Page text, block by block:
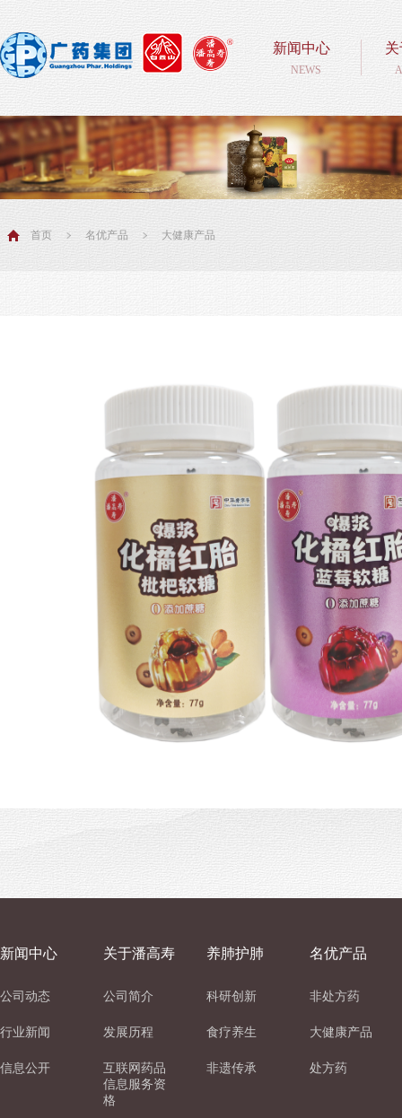
新闻中心
NEWS
首页 名优产品 大健康产品
新闻中心
公司动态
行业新闻
信息公开
关于潘高寿
公司简介
发展历程
互联网药品
信息服务资
格
养肺护肺
科研创新
食疗养生
非遗传承
名优产品
非处方药
大健康产品
处方药